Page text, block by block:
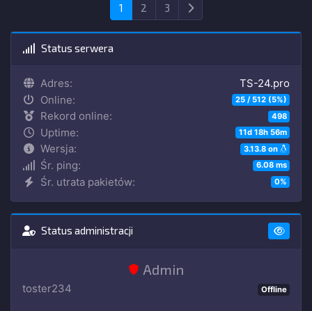
1 2 3 Następna
Status serwera
Adres:
TS-24.pro
Online:
25 / 512 (5%)
Rekord online: 498
Uptime: 11d 18h 56m
Wersja: 3.13.8 on
Śr. ping: 6.08 ms
Śr. utrata pakietów: 0%
Status administracji
Admin
toster234 Offline